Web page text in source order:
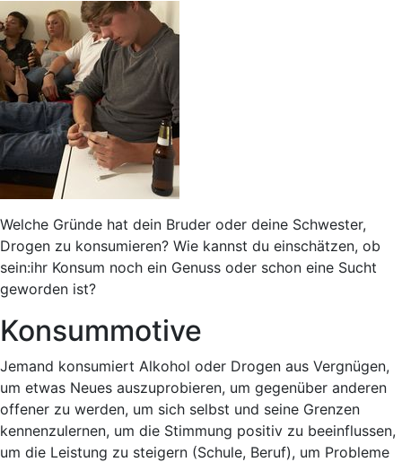
Welche Gründe hat dein Bruder oder deine Schwester,
Drogen zu konsumieren? Wie kannst du einschätzen, ob
sein:ihr Konsum noch ein Genuss oder schon eine Sucht
geworden ist?
Konsummotive
Jemand konsumiert Alkohol oder Drogen aus Vergnügen,
um etwas Neues auszuprobieren, um gegenüber anderen
offener zu werden, um sich selbst und seine Grenzen
kennenzulernen, um die Stimmung positiv zu beeinflussen,
um die Leistung zu steigern (Schule, Beruf), um Probleme